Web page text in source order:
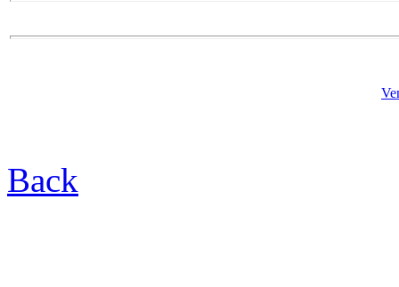
Back